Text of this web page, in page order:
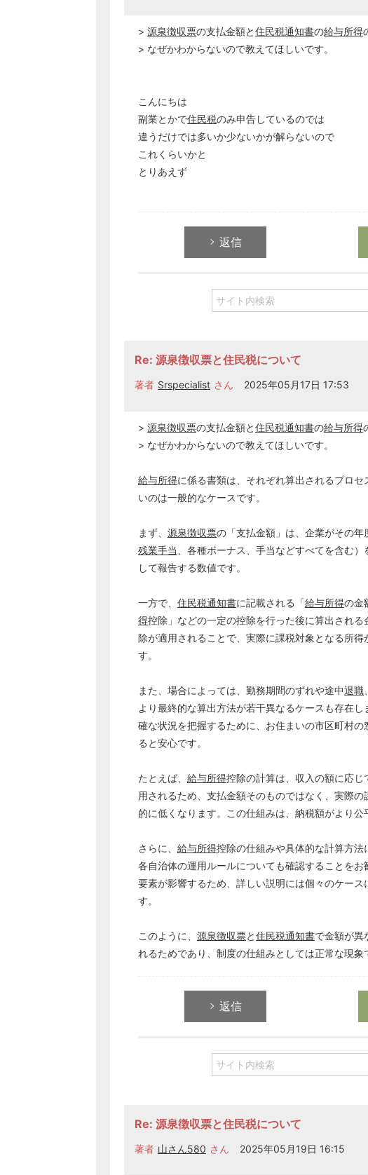
> 源泉徴収票の支払金額と住民税通知書の給与所得
> なぜかわからないので教えてほしいです。
こんにちは
副業とかで住民税のみ申告しているのでは
違うだけでは多いか少ないかが解らないので
これくらいかと
とりあえず
返信
Re: 源泉徴収票と住民税について
著者 Srspecialist さん 2025年05月17日 17:53
> 源泉徴収票の支払金額と住民税通知書の給与所得
> なぜかわからないので教えてほしいです。
給与所得に係る書類は、それぞれ算出されるプロ
いのは一般的なケースです。
まず、 源泉徴収票の「支払金額」は、企業がその年
残業手当
、各種ボーナス、手当などすべてを含む
して報告する数値です。
一方で、 住民税通知書に記載される「給与所得の金
得控除」などの一定の控除を行った後に算出され
除が適用されることで、実際に課税対象となる所
す。
また、場合によっては、勤務期間のずれや途中退職
より最終的な算出方法が若干異なるケースも存在
確な状況を把握するために、お住まいの市区町村の
ると安心です。
たとえば、 給与所得控除の計算は、収入の額に応
用されるため、支払金額そのものではなく、実際の
的に低くなります。この仕組みは、納税額がより公
さらに、 給与所得控除の仕組みや具体的な計算方
各自治体の運用ルールについても確認することを
要素が影響するため、詳しい説明には個々のケー
す。
このように、 源泉徴収票と住民税通知書で金額が異
れるためであり、制度の仕組みとしては正常な現象
返信
Re: 源泉徴収票と住民税について
著者 山さん580 さん 2025年05月19日 16:15